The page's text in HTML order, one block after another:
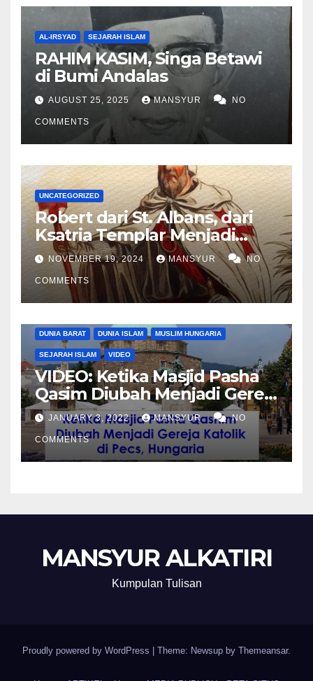
AL-IRSYAD SEJARAH ISLAM
RAHIM KASIM, Singa Betawi
di Bumi Andalas
AUGUST 25, 2025 MANSYUR NO
COMMENTS
UNCATEGORIZED
Robert dari St. Albans, dari
Ksatria Templar Menjadi
Komandan Pasukan
Shalahuddin Merebut
Kembali Yerusalem
NOVEMBER 19, 2024 MANSYUR NO
COMMENTS
DUNIA BARAT DUNIA ISLAM MUSLIM HUNGARIA
SEJARAH ISLAM VIDEO
VIDEO: Ketika Masjid Pasha
Qasim Diubah Menjadi Gereja
Katolik di Pecs, Hungaria
JANUARY 3, 2022 MANSYUR NO
COMMENTS
MANSYUR ALKATIRI
Kumpulan Tulisan
Proudly powered by WordPress Theme: Newsup by Themeansar.